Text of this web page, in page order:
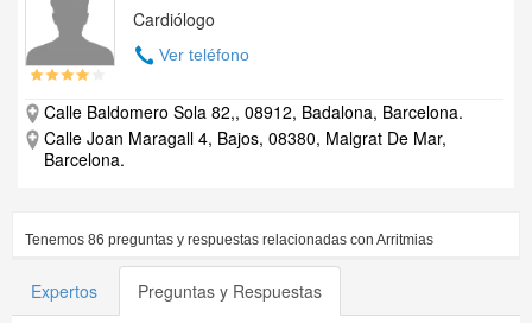
Cardiólogo
Ver teléfono
Calle Baldomero Sola 82,, 08912, Badalona, Barcelona.
Calle Joan Maragall 4, Bajos, 08380, Malgrat De Mar,
Barcelona.
Tenemos 86 preguntas y respuestas relacionadas con Arritmias
Expertos Preguntas y Respuestas